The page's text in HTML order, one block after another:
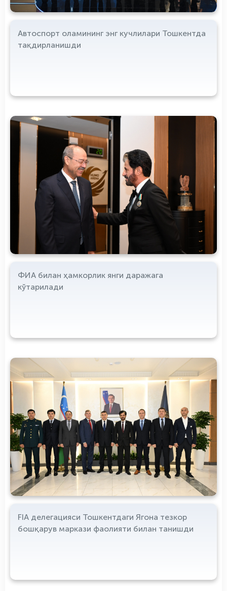
Автоспорт оламининг энг кучлилари Тошкентда
тақдирланишди
ФИА билан ҳамкорлик янги даражага
кўтарилади
FIA делегацияси Тошкентдаги Ягона тезкор
бошқарув маркази фаолияти билан танишди